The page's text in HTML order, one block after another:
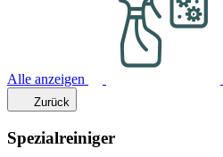
Alle anzeigen
Zurück
Spezialreiniger